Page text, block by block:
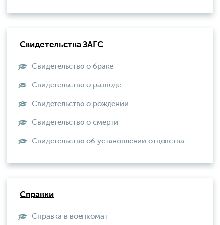
Свидетельства ЗАГС
Свидетельство о браке
Свидетельство о разводе
Свидетельство о рождении
Свидетельство о смерти
Свидетельство об установлении отцовства
Справки
Справка в военкомат